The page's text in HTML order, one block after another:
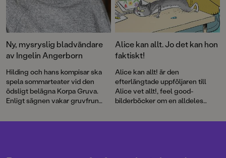
Ny, mysryslig bladvändare
av Ingelin Angerborn
Hilding och hans kompisar ska
spela sommarteater vid den
ödsligt belägna Korpa Gruva.
Enligt sägnen vakar gruvfrun
besökare för olyckor och ras.
Alice kan allt. Jo det kan hon
faktiskt!
Alice kan allt! är den
efterlängtade uppföljaren till
Alice vet allt!, feel good-
bilderböcker om en alldeles
härligt självförtroende.